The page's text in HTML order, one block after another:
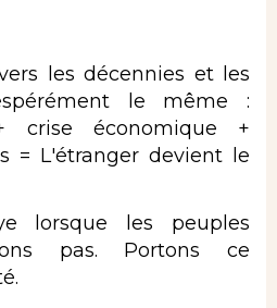
les décennies et les
le même :
crise économique +
= L'étranger devient le
lorsque les peuples
pas. Portons ce